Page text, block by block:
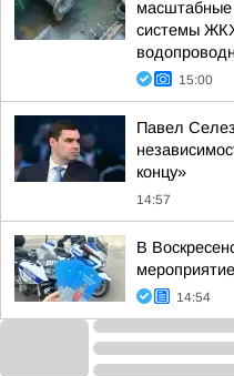
масштабные
системы
15:00
Павел
концу»
14:57
В
14:54